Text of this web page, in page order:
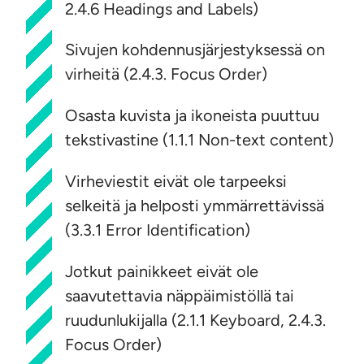
2.4.6 Headings and Labels)
Sivujen kohdennusjärjestyksessä on
virheitä (2.4.3. Focus Order)
Osasta kuvista ja ikoneista puuttuu
tekstivastine (1.1.1 Non-text content)
Virheviestit eivät ole tarpeeksi
selkeitä ja helposti ymmärrettävissä
(3.3.1 Error Identification)
Jotkut painikkeet eivät ole
saavutettavia näppäimistöllä tai
ruudunlukijalla (2.1.1 Keyboard, 2.4.3.
Focus Order)